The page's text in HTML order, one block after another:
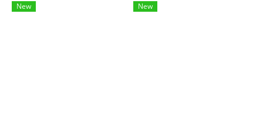
New New